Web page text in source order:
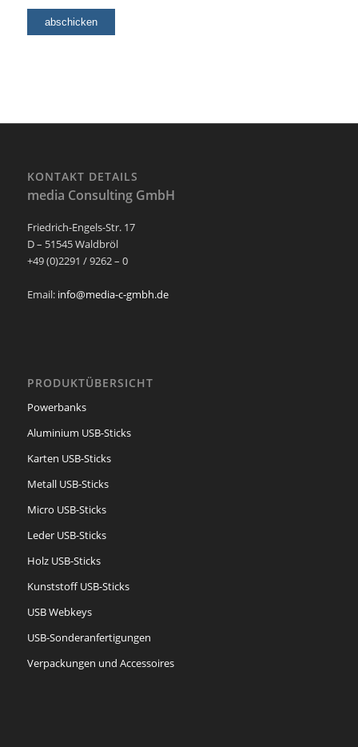
KONTAKT DETAILS
media Consulting GmbH
Friedrich-Engels-Str. 17
D – 51545 Waldbröl
+49 (0)2291 / 9262 – 0
Email: info@media-c-gmbh.de
PRODUKTÜBERSICHT
Powerbanks
Aluminium USB-Sticks
Karten USB-Sticks
Metall USB-Sticks
Micro USB-Sticks
Leder USB-Sticks
Holz USB-Sticks
Kunststoff USB-Sticks
USB Webkeys
USB-Sonderanfertigungen
Verpackungen und Accessoires